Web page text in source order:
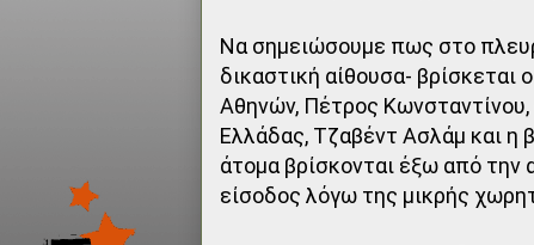
Να σημειώσουμε πως στο
δικαστική αίθουσα-
Αθηνών, Πέτρος
Ελλάδας, Τζαβέντ Ασλάμ και η
άτομα βρίσκονται έξω από
είσοδος λόγω της μικρής